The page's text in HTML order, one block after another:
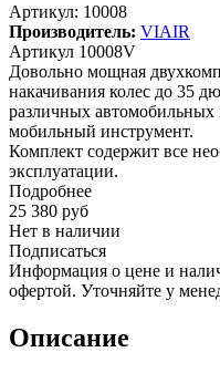
Артикул: 10008
Производитель: VIAIR
Артикул 10008V
Довольно мощная
накачивания колес до 35
различных автомобильных
мобильный инструмент.
Комплект содержит все
эксплуатации.
Подробнее
25 380 руб
Нет в наличии
Подписаться
Информация о цене и
офертой. Уточняйте у
Описание